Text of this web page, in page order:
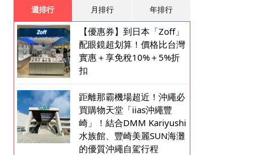
週排行 月排行 年排行
【優惠券】到日本「Zoff」
配眼鏡超划算！價格比台灣
實惠＋享免稅10%＋5%折
扣
距離那霸機場超近！沖繩必
買購物天堂「iias沖繩豐
崎」！結合DMM Kariyushi
水族館、豐崎美麗SUN海灘
的優質沖繩自駕行程